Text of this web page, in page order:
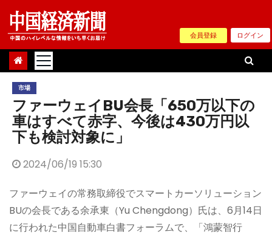
Skip
content
会員登録 ログイン
市場
ファーウェイBU会長「650万以下の
車はすべて赤字、今後は430万円以
下も検討対象に」
2024/06/19 15:30
ファーウェイの常務取締役でスマートカーソリューション
BUの会長である余承東（Yu Chengdong）氏は、6月14日
に行われた中国自動車白書フォーラムで、「鴻蒙智行